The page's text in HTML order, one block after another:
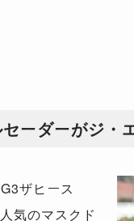
ーダーがジ・
ザヒース
気のマスクド